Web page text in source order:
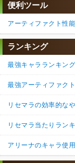
便利ツール
アーティファクト性
ランキング
最強キャラランキング
最強アーティファク
リセマラの効率的な
リセマラ当たりラン
アリーナのキャラ使